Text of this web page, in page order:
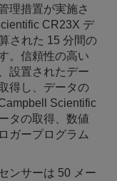
理措置が実施さ
CR23X デ
された 15 分間の
。信頼性の高い
設置されたデー
得し、データの
Scientific
タの取得、数値
ガープログラム
ンサーは 50 メー